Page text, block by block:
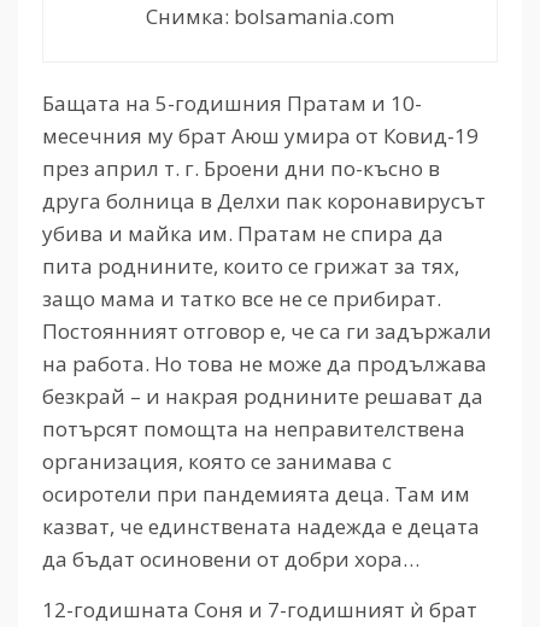
Снимка: bolsamania.com
Бащата на 5-годишния Пратам и 10-
месечния му брат Аюш умира от Ковид-19
през април т. г. Броени дни по-късно в
друга болница в Делхи пак коронавирусът
убива и майка им. Пратам не спира да
пита роднините, които се грижат за тях,
защо мама и татко все не се прибират.
Постоянният отговор е, че са ги задържали
на работа. Но това не може да продължава
безкрай – и накрая роднините решават да
потърсят помощта на неправителствена
организация, която се занимава с
осиротели при пандемията деца. Там им
казват, че единствената надежда е децата
да бъдат осиновени от добри хора…
12-годишната Соня и 7-годишният ѝ брат